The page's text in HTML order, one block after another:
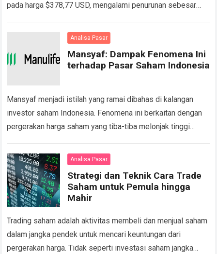
pada harga $378,77 USD, mengalami penurunan sebesar
Read more
Analisa Pasar
Mansyaf: Dampak Fenomena Ini
terhadap Pasar Saham Indonesia
Mansyaf menjadi istilah yang ramai dibahas di kalangan
investor saham Indonesia. Fenomena ini berkaitan dengan
pergerakan harga saham yang tiba-tiba melonjak tinggi
Read more
Analisa Pasar
Strategi dan Teknik Cara Trade
Saham untuk Pemula hingga
Mahir
Trading saham adalah aktivitas membeli dan menjual saham
dalam jangka pendek untuk mencari keuntungan dari
pergerakan harga. Tidak seperti investasi saham jangka